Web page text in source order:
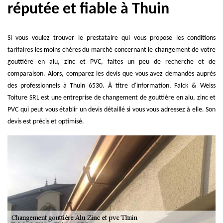
réputée et fiable à Thuin
Si vous voulez trouver le prestataire qui vous propose les conditions
tarifaires les moins chères du marché concernant le changement de votre
gouttière en alu, zinc et PVC, faites un peu de recherche et de
comparaison. Alors, comparez les devis que vous avez demandés auprès
des professionnels à Thuin 6530. À titre d'information, Falck & Weiss
Toiture SRL est une entreprise de changement de gouttière en alu, zinc et
PVC qui peut vous établir un devis détaillé si vous vous adressez à elle. Son
devis est précis et optimisé.